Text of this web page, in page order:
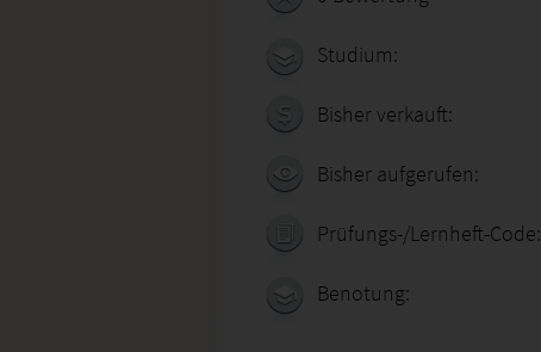
Studium:
Bisher verkauft:
Bisher aufgerufen:
Prüfungs-/Lernheft-Code:
Benotung: